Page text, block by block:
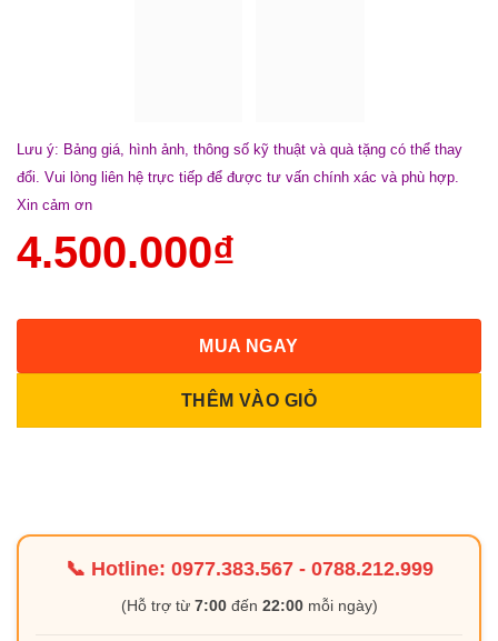
Lưu ý: Bảng giá, hình ảnh, thông số kỹ thuật và quà tặng có thể thay
đổi. Vui lòng liên hệ trực tiếp để được tư vấn chính xác và phù hợp.
Xin cảm ơn
4.500.000₫
THÊM VÀO GIỎ
MUA NGAY
📞 Hotline: 0977.383.567- 0788.212.999
(Hỗ trợ từ 7:00đến 22:00mỗi ngày)